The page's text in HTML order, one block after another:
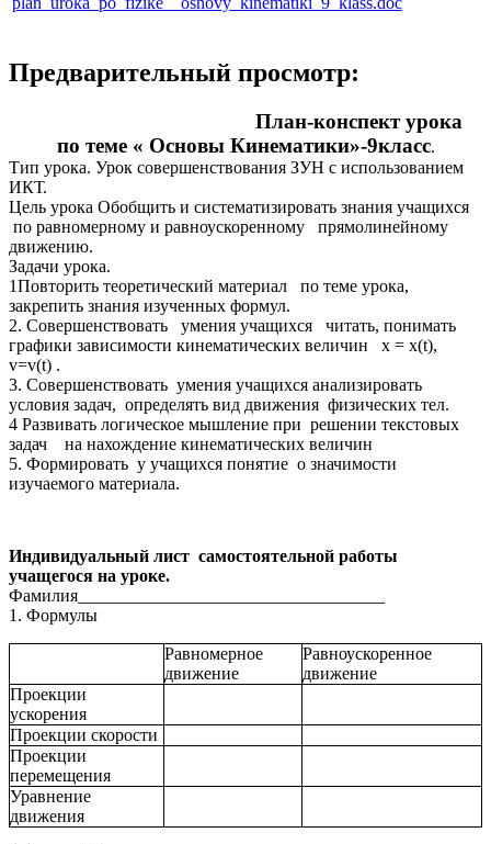
Предварительный просмотр:
План-конспект урока
по теме « Основы Кинематики»-9класс.
Тип урока. Урок совершенствования ЗУН с использованием
ИКТ.
Цель урока Обобщить и систематизировать знания учащихся
по равномерному и равноускоренному прямолинейному
движению.
Задачи урока.
1Повторить теоретический материал по теме урока,
закрепить знания изученных формул.
2. Совершенствовать умения учащихся читать, понимать
графики зависимости кинематических величин х = х(t),
v=v(t) .
3. Совершенствовать умения учащихся анализировать
условия задач, определять вид движения физических тел.
4 Развивать логическое мышление при решении текстовых
задач на нахождение кинематических величин
5. Формировать у учащихся понятие о значимости
изучаемого материала.
Индивидуальный лист самостоятельной работы
учащегося на уроке.
Фамилия___________________________________
1. Формулы
Равномерное
движение
Равноускоренное
движение
Проекции
ускорения
Проекции скорости
Проекции
перемещения
Уравнение
движения